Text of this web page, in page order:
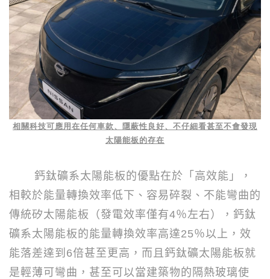
相關科技可應用在任何車款、隱蔽性良好、不仔細看甚至不會發現
太陽能板的存在
鈣鈦礦系太陽能板的優點在於「高效能」，
相較於能量轉換效率低下、容易碎裂、不能彎曲的
傳統矽太陽能板（發電效率僅有4％左右），鈣鈦
礦系太陽能板的能量轉換效率高達25％以上，效
能落差達到 6倍甚至更高，而且鈣鈦礦太陽能板就
是輕薄可彎曲，甚至可以當建築物的隔熱玻璃使